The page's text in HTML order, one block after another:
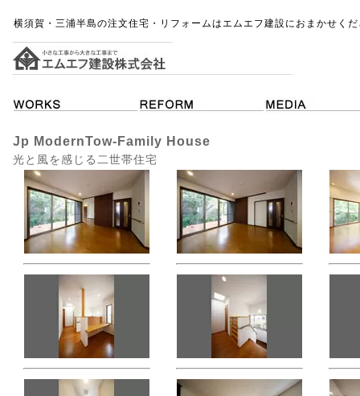
横須賀・三浦半島の注文住宅・リフォームはエムエフ建設におまかせく
Jp ModernTow-Family House
光と風を感じる二世帯住宅